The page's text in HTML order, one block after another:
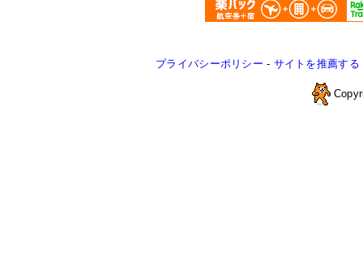
プライバシーポリシー - サイトを推薦する